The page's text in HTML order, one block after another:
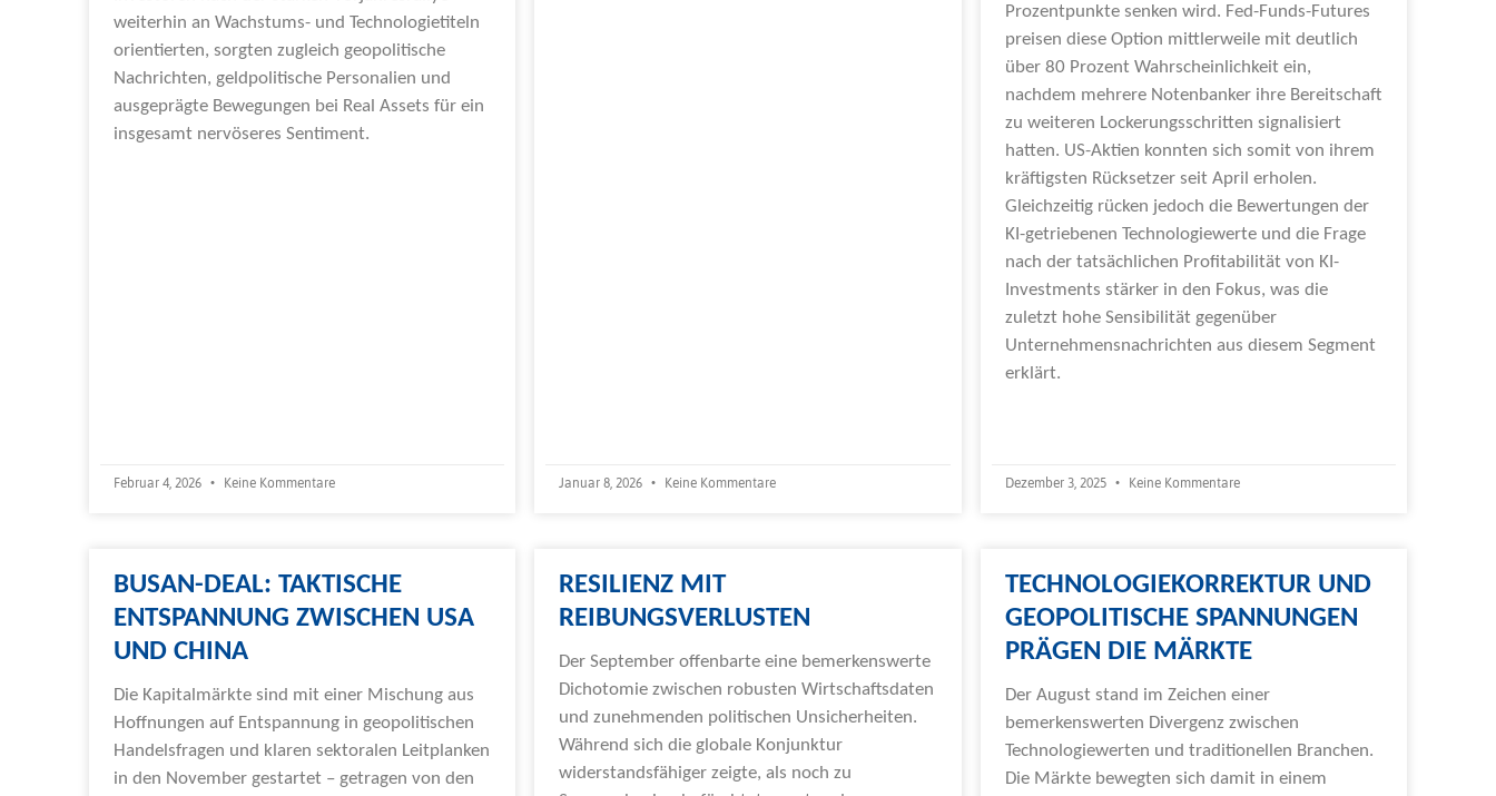
weiterhin an Wachstums- und Technologietiteln
orientierten, sorgten zugleich geopolitische
Nachrichten, geldpolitische Personalien und
ausgeprägte Bewegungen bei Real Assets für ein
insgesamt nervöseres Sentiment.
Februar 4, 2026 Keine Kommentare Januar 8, 2026 Keine Kommentare
Prozentpunkte senken wird. Fed-Funds-Futures
preisen diese Option mittlerweile mit deutlich
über 80 Prozent Wahrscheinlichkeit ein,
nachdem mehrere Notenbanker ihre Bereitschaft
zu weiteren Lockerungsschritten signalisiert
hatten. US-Aktien konnten sich somit von ihrem
kräftigsten Rücksetzer seit April erholen.
Gleichzeitig rücken jedoch die Bewertungen der
KI-getriebenen Technologiewerte und die Frage
nach der tatsächlichen Profitabilität von KI-
Investments stärker in den Fokus, was die
zuletzt hohe Sensibilität gegenüber
Unternehmensnachrichten aus diesem Segment
erklärt.
Dezember 3, 2025 Keine Kommentare
BUSAN-DEAL: TAKTISCHE
ENTSPANNUNG ZWISCHEN USA
UND CHINA
Die Kapitalmärkte sind mit einer Mischung aus
Hoffnungen auf Entspannung in geopolitischen
Handelsfragen und klaren sektoralen Leitplanken
in den November gestartet – getragen von den
RESILIENZ MIT
REIBUNGSVERLUSTEN
Der September offenbarte eine bemerkenswerte
Dichotomie zwischen robusten Wirtschaftsdaten
und zunehmenden politischen Unsicherheiten.
Während sich die globale Konjunktur
widerstandsfähiger zeigte, als noch zu
TECHNOLOGIEKORREKTUR UND
GEOPOLITISCHE SPANNUNGEN
PRÄGEN DIE MÄRKTE
Der August stand im Zeichen einer
bemerkenswerten Divergenz zwischen
Technologiewerten und traditionellen Branchen.
Die Märkte bewegten sich damit in einem